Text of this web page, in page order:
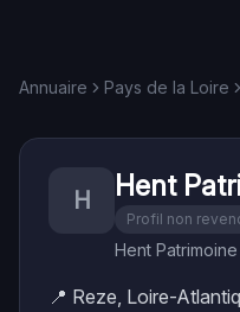
Annuaire Pays de la Loire
H Hent
Profil non
Hent Patrimoine
📍 Reze, Loire-